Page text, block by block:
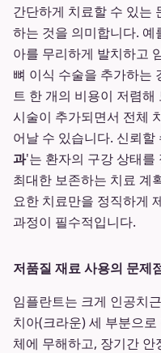
간단하게 치료할 수 있는
하는 것을 의미합니다. 예
아를 무리하게 발치하고
뼈 이식 수술을 추가하는
트 한 개의 비용이 저렴
시술이 추가되면서 전체
어날 수 있습니다. 신뢰할
과'는 환자의 구강 상태를
최대한 보존하는 치료 계
요한 치료만을 정직하게
과정이 필수적입니다.
저품질 재료 사용의 문제
임플란트는 크게 인공치
치아(크라운) 세 부분으
체에 무해하고, 장기간